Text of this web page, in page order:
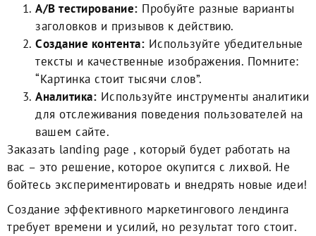
A/B тестирование: Пробуйте разные варианты
заголовков и призывов к действию.
Cоздание контента: Используйте убедительные
тексты и качественные изображения. Помните:
“Картинка стоит тысячи слов”.
Aналитика: Используйте инструменты аналитики
для отслеживания поведения пользователей на
вашем сайте.
Заказать landing page , который будет работать на
вас – это решение, которое окупится с лихвой. Не
бойтесь экспериментировать и внедрять новые идеи!
Cоздание эффективного маркетингового лендинга
требует времени и усилий, но результат того стоит.